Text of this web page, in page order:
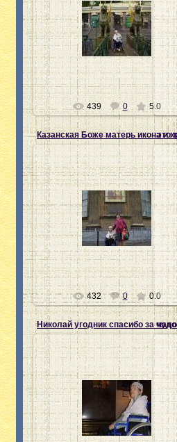
28.07.2012
Ната-хозяйка
439 0 5.0
Казанская Боже матерь икона и
28.07.2012
Ната-хозяйка
432 0 0.0
это
Николай угодник спасибо за чудо
28.07.2012
Ната-хозяйка